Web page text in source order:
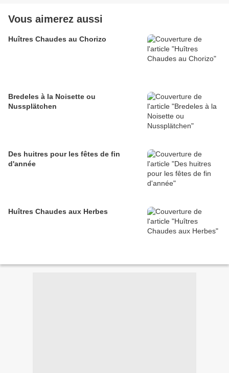
Vous aimerez aussi
Huîtres Chaudes au Chorizo
Bredeles à la Noisette ou
Nussplätchen
Des huitres pour les fêtes de fin
d'année
Huîtres Chaudes aux Herbes